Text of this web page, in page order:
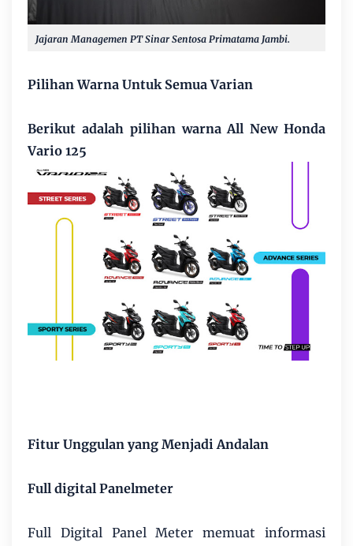
Jajaran Managemen PT Sinar Sentosa Primatama Jambi.
Pilihan Warna Untuk Semua Varian
Berikut adalah pilihan warna All New Honda
Vario 125
Fitur Unggulan yang Menjadi Andalan
Full digital Panelmeter
Full Digital Panel Meter memuat informasi